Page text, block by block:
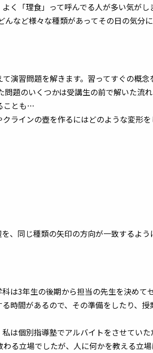
く「理食」って呼んでる人が多い気が
など様々な種類があってその日の気分
演習問題を解きます。習ってすぐの概
題のいくつかは受講生の前で解いた流れ
ことも…
ラインの壺を作るにはどのような変形
、同じ種類の矢印の方向が一致するよ
は3年生の後期から担当の先生を決めて
時間があるので、その準備をしたり、
は個別指導塾でアルバイトをさせてい
る立場でしたが、人に何かを教える立